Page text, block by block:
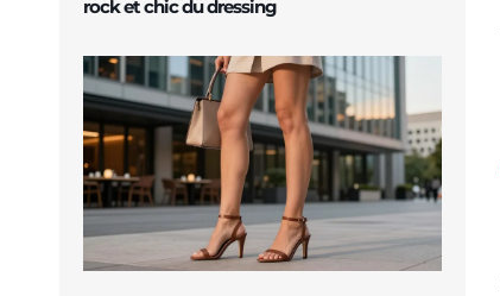
rock et chic du dressing